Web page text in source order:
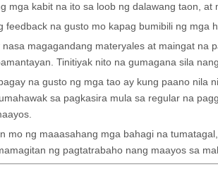
mga kabit na ito sa loob ng dalawang taon, at
feedback na gusto mo kapag bumibili ng mga
magagandang materyales at maingat na
Tinitiyak nito na gumagana sila
na gusto ng mga tao ay kung paano nila
sa pagkasira mula sa regular na
mo ng maaasahang mga bahagi na
ng pagtatrabaho nang maayos sa